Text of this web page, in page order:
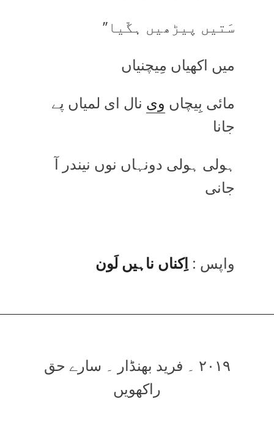
سَتیں پیڑھیں ہگّیا’’
میں اکھیاں مِیچنیاں
مائی بِیچاں وی نال ای لمیاں پے
جانا
ہولی ہولی دونہاں نوں نیندر آ
جانی
واپس : اِکناں ناہیں لَون
۲۰۱۹ ۔ فرید بھنڈار ۔ سارے حق
راکھویں